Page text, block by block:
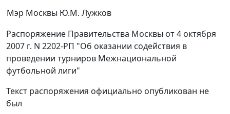
Мэр Москвы Ю.М. Лужков
Распоряжение Правительства Москвы от 4 октября
2007 г. N 2202-РП "Об оказании содействия в
проведении турниров Межнациональной
футбольной лиги"
Текст распоряжения официально опубликован не
был